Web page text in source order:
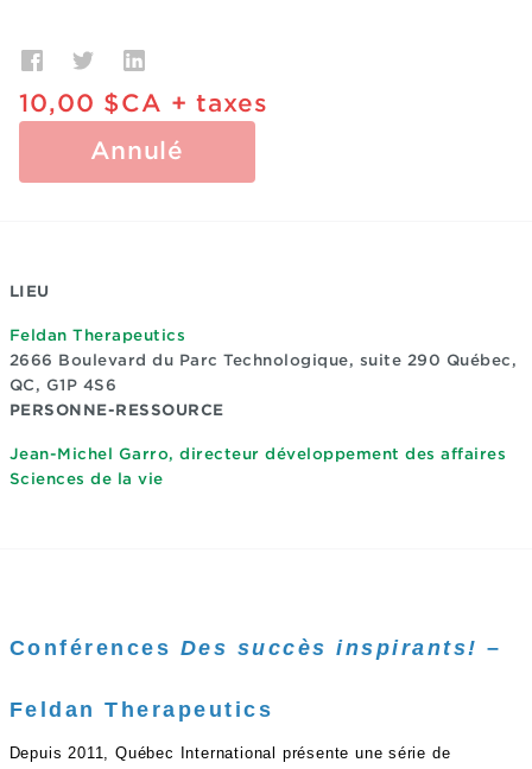
10,00 $CA + taxes
Annulé
LIEU
Feldan Therapeutics
2666 Boulevard du Parc Technologique, suite 290 Québec,
QC, G1P 4S6
PERSONNE-RESSOURCE
Jean-Michel Garro, directeur développement des affaires
Sciences de la vie
Conférences Des succès inspirants! –
Feldan Therapeutics
Depuis 2011, Québec International présente une série de